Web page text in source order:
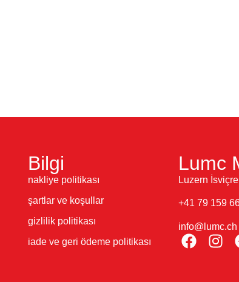
Bilgi
nakliye politikası
şartlar ve koşullar
gizlilik politikası
iade ve geri ödeme politikası
Lumc
Luzern İsviçre
+41 79 159
info@lumc.ch